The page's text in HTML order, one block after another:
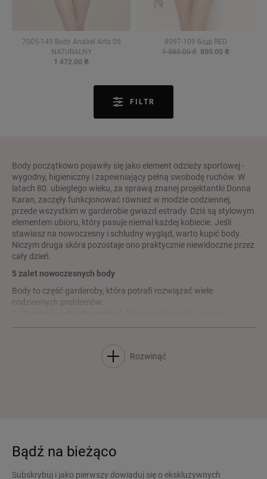
7005-149 Body Anabel Arto 05
NATURALNY
1 472.00 ₴
8097-109 Боді RED
1 580.00 ₴ 800.00 ₴
FILTR
Body początkowo pojawiły się jako element odzieży sportowej -
wygodny, higieniczny i zapewniający pełną swobodę ruchów. W
latach 80. ubiegłego wieku, za sprawą znanej projektantki Donna
Karan, zaczęły funkcjonować również w modzie codziennej,
przede wszystkim w garderobie gwiazd estrady. Dziś są stylowym
elementem ubioru, który pasuje niemal każdej kobiecie. Jeśli
stawiasz na nowoczesny i schludny wygląd, warto kupić body.
Niczym druga skóra pozostaje ono praktycznie niewidoczne przez
cały dzień.
5 zalet nowoczesnych body
Body to część garderoby, która potrafi rozwiązać wiele
codziennych problemów:
stanem z pewnością nie raz słyszały uwagi bliskich o wystającej
skrępowania i bez obaw o niepotrzebne detale. Jednolita forma
sprawia, że całość wygląda estetycznie.
2. Chroni przed wychłodzeniem.
powodzeniem wpisują się nawet w biurowy dress code. Model w
cielistym odcieniu będzie prezentował się szczególnie efektownie
pod półprzezroczystą bluzką.
Rozwinąć
Bądź na bieżąco
Subskrybuj i jako pierwszy dowiaduj się o ekskluzywnych